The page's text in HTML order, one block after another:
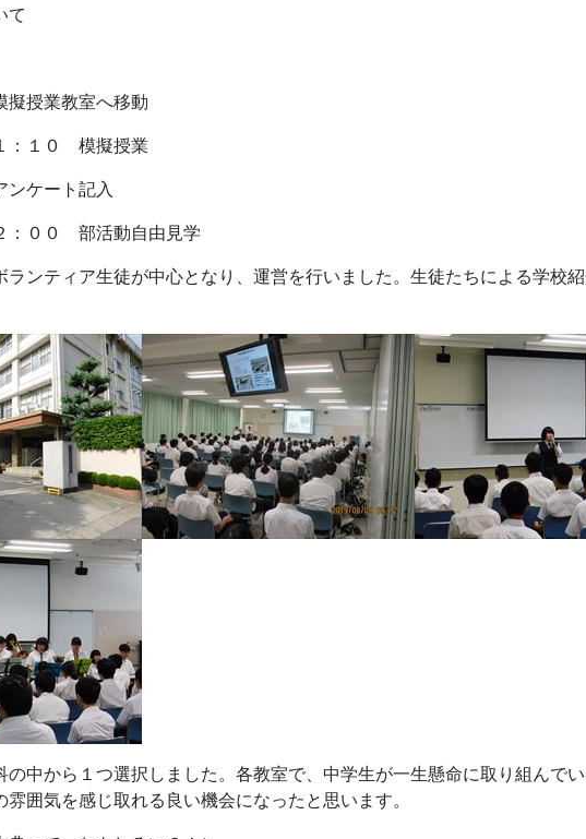
て
授業教室へ移動
：１０ 模擬授業
ケート記入
：００ 部活動自由見学
ランティア生徒が中心となり、運営を行いました。生徒たちによる学校
の中から１つ選択しました。各教室で、中学生が一生懸命に取り組んで
雰囲気を感じ取れる良い機会になったと思います。